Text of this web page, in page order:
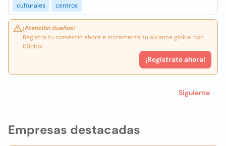
Empresas destacadas
culturales
centros
¡Atención dueños!
Registra tu comercio ahora e incrementa tu alcance global con
iGlobal.
¡Registrate ahora!
Siguiente